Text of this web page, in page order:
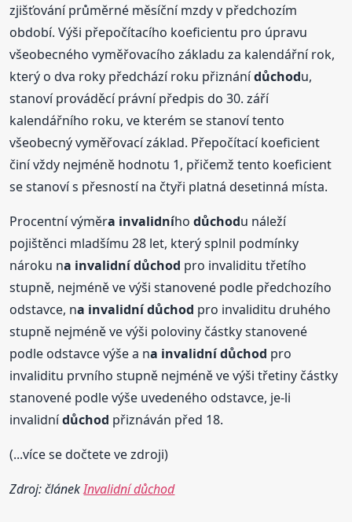
zjišťování průměrné měsíční mzdy v předchozím
období. Výši přepočítacího koeficientu pro úpravu
všeobecného vyměřovacího základu za kalendářní rok,
který o dva roky předchází roku přiznánídůchodu,
stanoví prováděcí právní předpis do 30. září
kalendářního roku, ve kterém se stanoví tento
všeobecný vyměřovací základ. Přepočítací koeficient
činí vždy nejméně hodnotu 1, přičemž tento koeficient
se stanoví s přesností na čtyři platná desetinná místa.
Procentní výměra invalidníhodůchodu náleží
pojištěnci mladšímu 28 let, který splnil podmínky
nároku na invalidnídůchod pro invaliditu třetího
stupně, nejméně ve výši stanovené podle předchozího
odstavce, na invalidnídůchod pro invaliditu druhého
stupně nejméně ve výši poloviny částky stanovené
podle odstavce výše a na invalidnídůchod pro
invaliditu prvního stupně nejméně ve výši třetiny částky
stanovené podle výše uvedeného odstavce, je-li
invalidnídůchod přiznáván před 18.
(...více se dočtete ve zdroji)
Zdroj: článekInvalidní důchod